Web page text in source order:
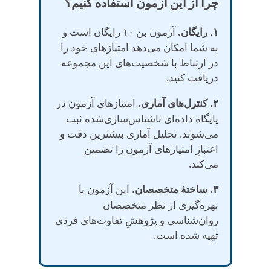
۱. رایگان.
آزمون بن ۱۰ رایگان است و
به شما امکان می‌دهد امتیازهای خود را
در ارتباط با شخصیت‌های این مجموعه
دریافت کنید.
۲. کنترل‌های آماری.
امتیازهای آزمون در
پایگاه داده‌ای ناشناس‌سازی‌شده ثبت
می‌شوند. تحلیل آماری بیشترین دقت و
اعتبارِ امتیازهای آزمون را تضمین
می‌کند.
۳. ساختهٔ متخصصان.
این آزمون با
بهره‌گیری از نظر متخصصان
روان‌شناسی و پژوهشِ تفاوت‌های فردی
تهیه شده است.